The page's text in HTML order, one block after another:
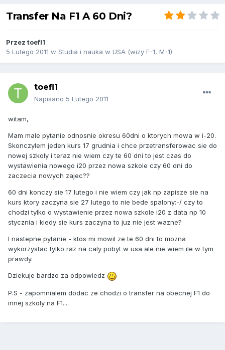
Transfer Na F1 A 60 Dni?
Przez toefl1
5 Lutego 2011 w Studia i nauka w USA (wizy F-1, M-1)
toefl1
Napisano 5 Lutego 2011
witam,
Mam male pytanie odnosnie okresu 60dni o ktorych mowa w i-20.
Skonczylem jeden kurs 17 grudnia i chce przetransferowac sie do
nowej szkoly i teraz nie wiem czy te 60 dni to jest czas do
wystawienia nowego i20 przez nowa szkole czy 60 dni do
zaczecia nowych zajec??
60 dni konczy sie 17 lutego i nie wiem czy jak np zapisze sie na
kurs ktory zaczyna sie 27 lutego to nie bede spalony:-/ czy to
chodzi tylko o wystawienie przez nowa szkole i20 z data np 10
stycznia i kiedy sie kurs zaczyna to juz nie jest wazne?
I nastepne pytanie - ktos mi mowil ze te 60 dni to mozna
wykorzystac tylko raz na caly pobyt w usa ale nie wiem ile w tym
prawdy.
Dziekuje bardzo za odpowiedz
P.S - zapomnialem dodac ze chodzi o transfer na obecnej F1 do
innej szkoly na F1....